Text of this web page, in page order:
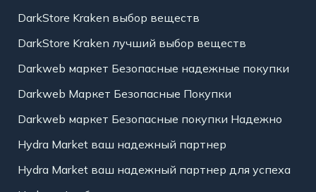
DarkStore Kraken выбор веществ
DarkStore Kraken лучший выбор веществ
Darkweb маркет Безопасные надежные покупки
Darkweb Маркет Безопасные Покупки
Darkweb маркет Безопасные покупки Надежно
Hydra Market ваш надежный партнер
Hydra Market ваш надежный партнер для успеха